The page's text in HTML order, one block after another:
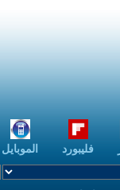
فليبورد الموبايل